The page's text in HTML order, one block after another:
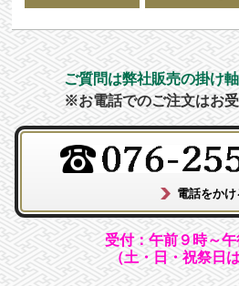
ご質問は弊社販売の掛け
※お電話でのご注文はお
受付：午前９時～
（土・日・祝祭日